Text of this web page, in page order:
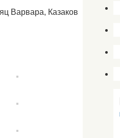
Варвара, Казаков